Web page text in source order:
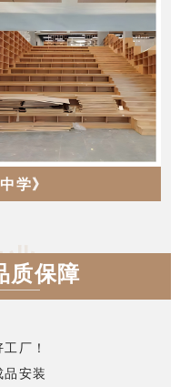
学》
业
质保障
厂！
安装